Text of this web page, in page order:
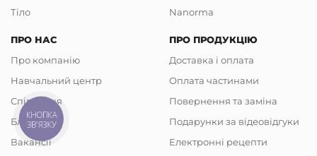
Тіло
Nanorma
ПРО НАС
Про компанію
Навчальний центр
Співпраця
Блог
Вакансії
ПРО ПРОДУКЦІЮ
Доставка і оплата
Оплата частинами
Повернення та заміна
Подарунки за відеовідгуки
Електронні рецепти
КНОПКА
ЗВ'ЯЗКУ